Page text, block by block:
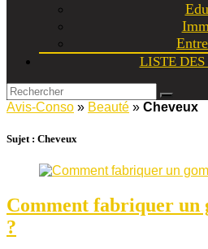
LISTE
Avis-Conso » Beauté » Cheveux
Sujet : Cheveux
Comment fabriquer un
?